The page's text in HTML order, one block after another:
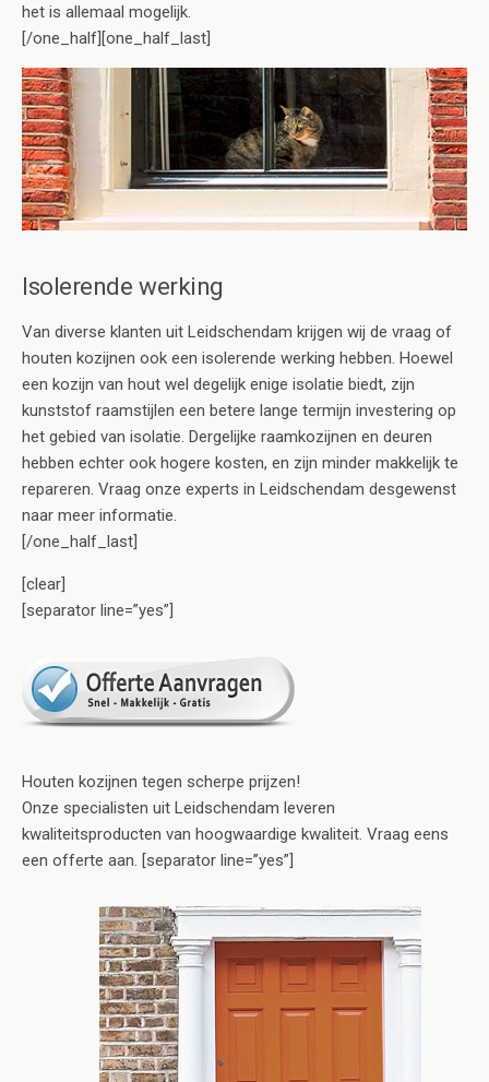
het is allemaal mogelijk.
[/one_half][one_half_last]
Isolerende werking
Van diverse klanten uit Leidschendam krijgen wij de vraag of
houten kozijnen ook een isolerende werking hebben. Hoewel
een kozijn van hout wel degelijk enige isolatie biedt, zijn
kunststof raamstijlen een betere lange termijn investering op
het gebied van isolatie. Dergelijke raamkozijnen en deuren
hebben echter ook hogere kosten, en zijn minder makkelijk te
repareren. Vraag onze experts in Leidschendam desgewenst
naar meer informatie.
[/one_half_last]
[clear]
[separator line=”yes”]
Houten kozijnen tegen scherpe prijzen!
Onze specialisten uit Leidschendam leveren
kwaliteitsproducten van hoogwaardige kwaliteit. Vraag eens
een offerte aan. [separator line=”yes”]